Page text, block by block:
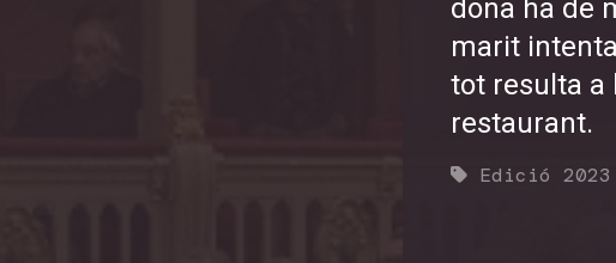
dona ha de
marit
tot resulta a
restaurant.
Edició 2023